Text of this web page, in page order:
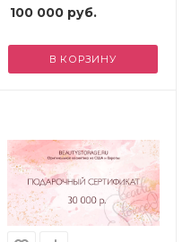
100 000руб.
В КОРЗИНУ